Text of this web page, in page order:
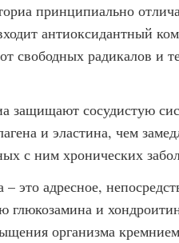
принципиально
антиоксидантный
свободных радикалов и
защищают сосудистую
и эластина, чем
с ним хронических
это адресное,
глюкозамина и
организма